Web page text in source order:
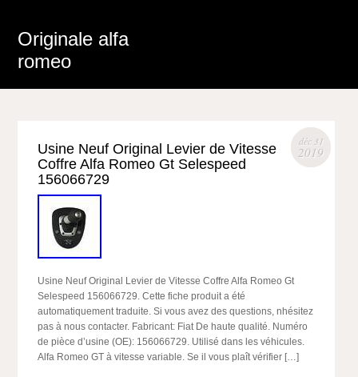
Originale alfa
romeo
déc 31
2019
Usine Neuf Original Levier de Vitesse
Coffre Alfa Romeo Gt Selespeed
156066729
Usine Neuf Original Levier de Vitesse Coffre Alfa Romeo Gt
Selespeed 156066729. Cette fiche produit a été
automatiquement traduite. Si vous avez des questions, nhésitez
pas à nous contacter. Fabricant: Fiat De haute qualité. Numéro
de pièce d’usine (OE): 156066729. Utilisé dans les véhicules.
Alfa Romeo GT à vitesse variable. Se il vous plaît vérifier […]